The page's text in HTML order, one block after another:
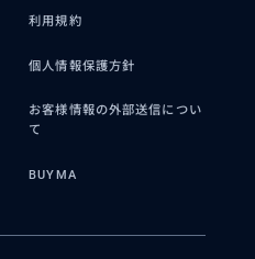
利用規約
個人情報保護方針
お客様情報の外部送信につい
て
BUYMA